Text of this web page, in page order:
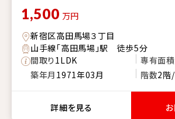
1,500 万円
新宿区高田馬場３丁目
山手線「高田馬場」駅 徒歩5分
間取り1LDK 専有面積
築年月 1971年03月 階数2階
詳細を見る